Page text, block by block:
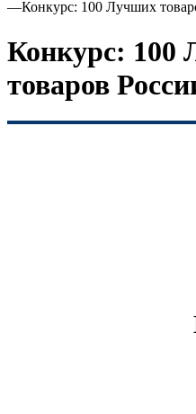
—Конкурс: 100 Лучших
Конкурс: 100
товаров